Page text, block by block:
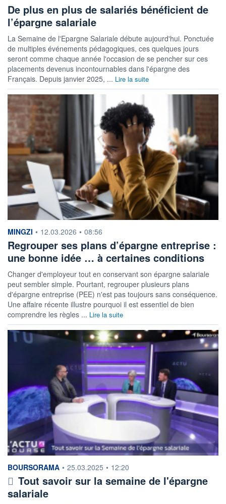
De plus en plus de salariés bénéficient de
l’épargne salariale
La Semaine de l'Epargne Salariale débute aujourd'hui. Ponctuée
de multiples événements pédagogiques, ces quelques jours
seront comme chaque année l'occasion de se pencher sur ces
placements devenus incontournables dans l'épargne des
Français. Depuis janvier 2025, ... Lire la suite
information fournie par
MINGZI • 12.03.2026 • 08:56
Regrouper ses plans d’épargne entreprise :
une bonne idée … à certaines conditions
Changer d'employeur tout en conservant son épargne salariale
peut sembler simple. Pourtant, regrouper plusieurs plans
d'épargne entreprise (PEE) n'est pas toujours sans conséquence.
Une affaire récente illustre pourquoi il est essentiel de bien
comprendre les règles ... Lire la suite
information fournie par
BOURSORAMA • 25.03.2025 • 12:20
Tout savoir sur la semaine de l'épargne
salariale